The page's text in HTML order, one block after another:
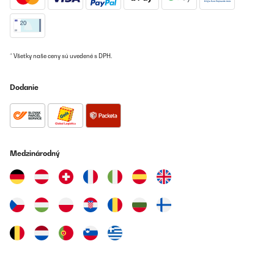
08/07/2025
hält Uhren 24h einsatzbereit.
Amazon-Benutzer
Preložiť
* Všetky naše ceny sú uvedené s DPH.
Dodanie
Medzinárodný